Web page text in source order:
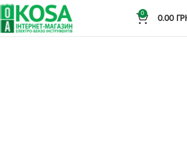
0
0.00